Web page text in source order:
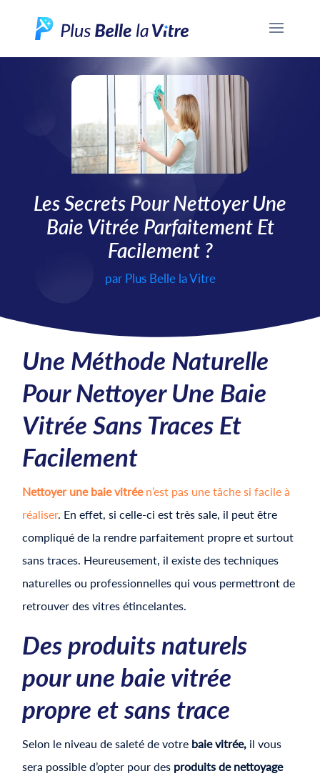
Les Secrets Pour Nettoyer Une
Baie Vitrée Parfaitement Et
Facilement ?
par Plus Belle la Vitre
Une Méthode Naturelle
Pour Nettoyer Une Baie
Vitrée Sans Traces Et
Facilement
Nettoyer une baie vitréen’est pas une tâche si facile à
réaliser. En effet, si celle-ci est très sale, il peut être
compliqué de la rendre parfaitement propre et surtout
sans traces. Heureusement, il existe des techniques
naturelles ou professionnelles qui vous permettront de
retrouver des vitres étincelantes.
Des produits naturels
pour une baie vitrée
propre et sans trace
Selon le niveau de saleté de votre baie vitrée, il vous
sera possible d’opter pour des produits de nettoyage